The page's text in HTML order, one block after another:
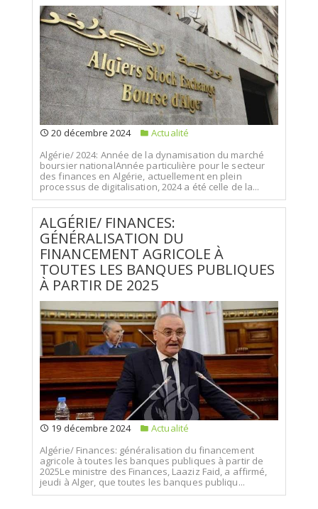
20 décembre 2024
Actualité
Algérie/ 2024: Année de la dynamisation du marché
boursier nationalAnnée particulière pour le secteur
des finances en Algérie, actuellement en plein
processus de digitalisation, 2024 a été celle de la...
ALGÉRIE/ FINANCES:
GÉNÉRALISATION DU
FINANCEMENT AGRICOLE À
TOUTES LES BANQUES PUBLIQUES
À PARTIR DE 2025
19 décembre 2024
Actualité
Algérie/ Finances: généralisation du financement
agricole à toutes les banques publiques à partir de
2025Le ministre des Finances, Laaziz Faid, a affirmé,
jeudi à Alger, que toutes les banques publiqu...